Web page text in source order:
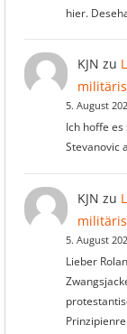
hier.
KJN zu
5. August
Ich hoffe
Stevanovic
KJN zu
5. August
Lieber